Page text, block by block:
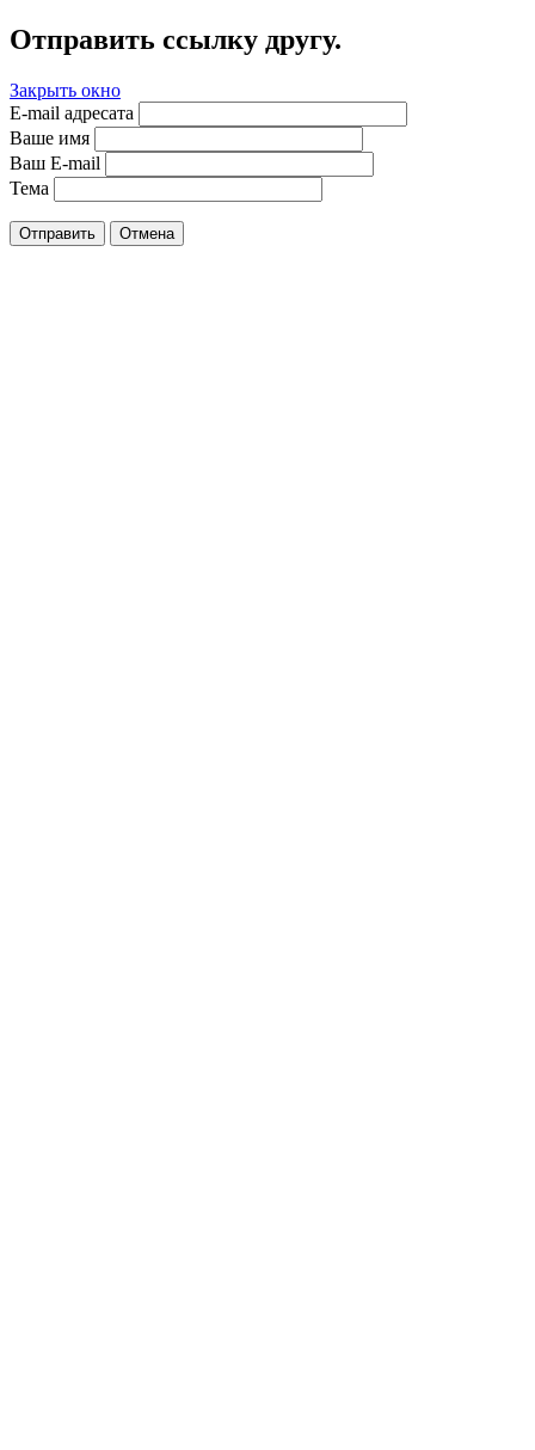
Отправить ссылку другу.
Закрыть окно
E-mail адресата
Ваше имя
Ваш E-mail
Тема
Отправить Отмена